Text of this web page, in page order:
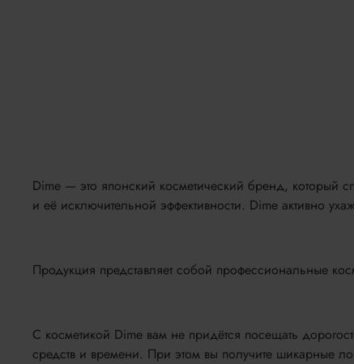
Dime — это японский косметический бренд, который
и её исключительной эффективности. Dime активно
Продукция представляет собой профессиональные
С косметикой Dime вам не придётся посещать
средств и времени. При этом вы получите шикарные